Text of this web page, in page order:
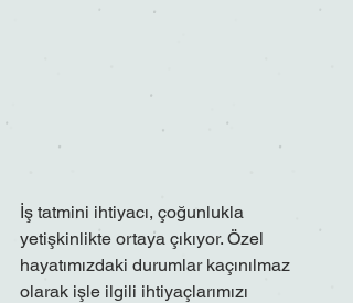
İş tatmini ihtiyacı, çoğunlukla
yetişkinlikte ortaya çıkıyor. Özel
hayatımızdaki durumlar kaçınılmaz
olarak işle ilgili ihtiyaçlarımızı